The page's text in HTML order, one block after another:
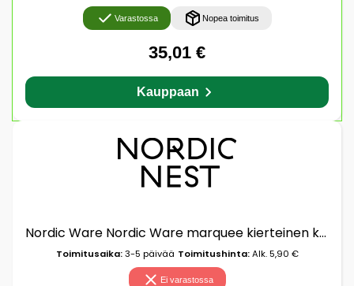
Varastossa Nopea toimitus
35,01 €
Kauppaan
Nordic Ware Nordic Ware marquee kierteinen kakkuvuoka 2,4 l
Toimitusaika:3-5 päivää Toimitushinta:Alk. 5,90 €
Ei varastossa